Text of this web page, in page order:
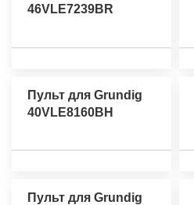
46VLE7239BR
Пульт для Grundig
40VLE8160BH
Пульт для Grundig